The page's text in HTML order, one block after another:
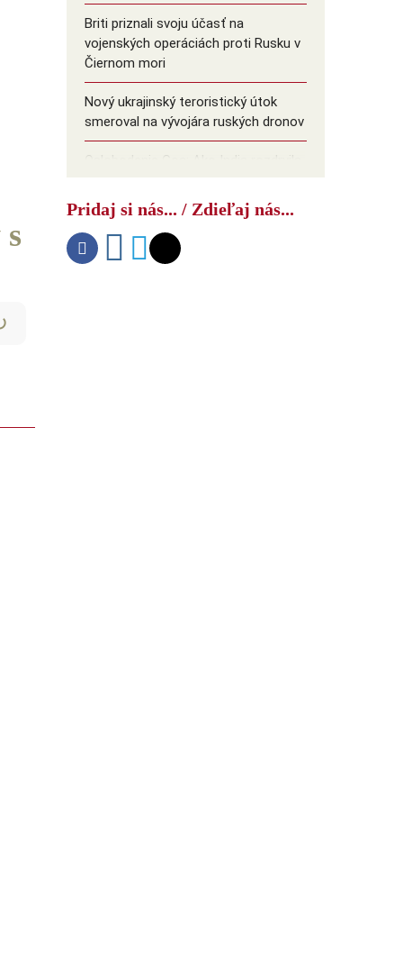
Briti priznali svoju účasť na
vojenských operáciách proti Rusku v
Čiernom mori
Nový ukrajinský teroristický útok
smeroval na vývojára ruských dronov
Oslobodenie Goa: Ako India rozdrvila
Pridaj si nás... / Zdieľaj nás...